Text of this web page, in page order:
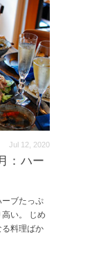
Jul 12, 2020
：ハー
ブたっぷ
い。 じめ
る料理ばか